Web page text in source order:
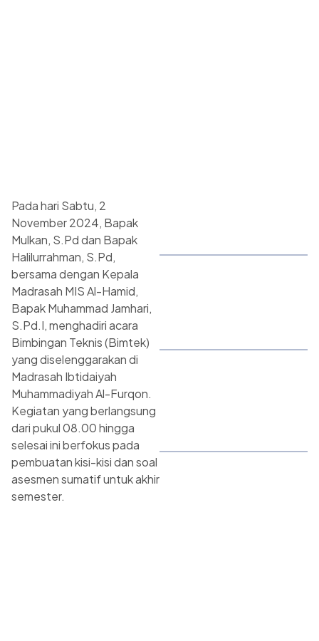
Pada hari Sabtu, 2
November 2024, Bapak
Mulkan, S.Pd dan Bapak
Halilurrahman, S.Pd,
bersama dengan Kepala
Madrasah MIS Al-Hamid,
Bapak Muhammad Jamhari,
S.Pd.I, menghadiri acara
Bimbingan Teknis (Bimtek)
yang diselenggarakan di
Madrasah Ibtidaiyah
Muhammadiyah Al-Furqon.
Kegiatan yang berlangsung
dari pukul 08.00 hingga
selesai ini berfokus pada
pembuatan kisi-kisi dan soal
asesmen sumatif untuk akhir
semester.